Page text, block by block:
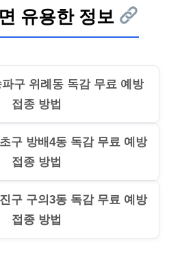
유용한 정보
구 위례동 독감 무료 예방
접종 방법
구 방배4동 독감 무료 예방
접종 방법
구 구의3동 독감 무료 예방
접종 방법